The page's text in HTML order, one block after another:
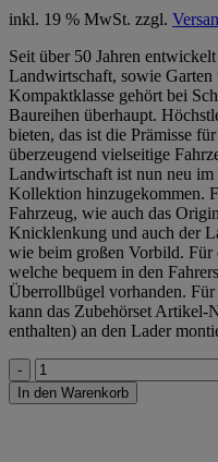
inkl. 19 % MwSt. zzgl.
Seit über 50 Jahren
Landwirtschaft, sowie
Kompaktklasse gehört bei
Baureihen überhaupt.
bieten, das ist die Prämisse
überzeugend vielseitige
Landwirtschaft ist nun neu
Kollektion hinzugekommen.
Fahrzeug, wie auch das
Knicklenkung und auch der
wie beim großen Vorbild.
welche bequem in den
Überrollbügel vorhanden.
kann das Zubehörset
enthalten) an den Lader
Schäffer
Hoflader
2034
In den Warenkorb